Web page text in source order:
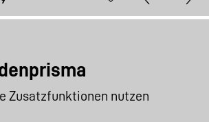
Zusatzfunktionen nutzen